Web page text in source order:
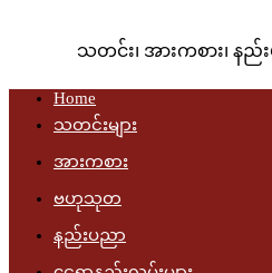
သတင်း၊ အားကစား၊ နည်
Home
သတင်းများ
အားကစား
ဗဟုသုတ
နည်းပညာ